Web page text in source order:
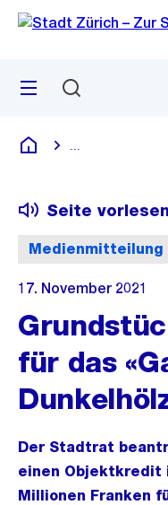
Navigation
Sprunglink
Menü
Deutsch
Medienmitteilung
Seite vorlesen
17. November 2021
für das
Der Stadtrat
einen Objektkredit
Millionen Franken